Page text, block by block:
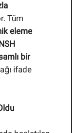
Tüm
eleme
bir
ifade